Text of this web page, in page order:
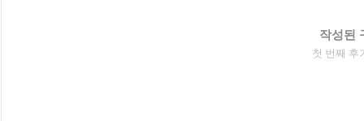
작성된
첫 번째 후